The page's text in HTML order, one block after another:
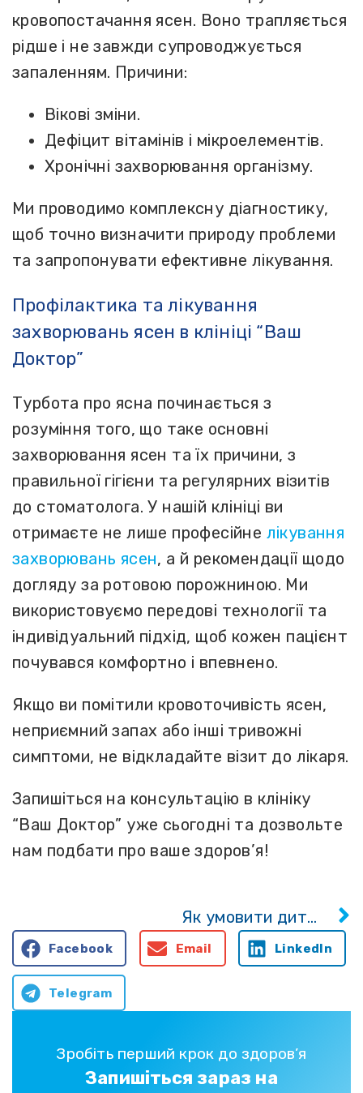
кровопостачання ясен. Воно трапляється
рідше і не завжди супроводжується
запаленням. Причини:
Вікові зміни.
Дефіцит вітамінів і мікроелементів.
Хронічні захворювання організму.
Ми проводимо комплексну діагностику,
щоб точно визначити природу проблеми
та запропонувати ефективне лікування.
Профілактика та лікування
захворювань ясен в клініці “Ваш
Доктор”
Турбота про ясна починається з
розуміння того, що таке основні
захворювання ясен та їх причини, з
правильної гігієни та регулярних візитів
до стоматолога. У нашій клініці ви
отримаєте не лише професійне лікування
захворювань ясен, а й рекомендації щодо
догляду за ротовою порожниною. Ми
використовуємо передові технології та
індивідуальний підхід, щоб кожен пацієнт
почувався комфортно і впевнено.
Якщо ви помітили кровоточивість ясен,
неприємний запах або інші тривожні
симптоми, не відкладайте візит до лікаря.
Запишіться на консультацію в клініку
“Ваш Доктор” уже сьогодні та дозвольте
нам подбати про ваше здоров’я!
Як умовити дитину на візит до стоматолога
Facebook Email LinkedIn
Telegram
Зробіть перший крок до здоров’я
Запишіться зараз на